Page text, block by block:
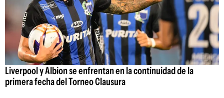
Liverpool y Albion se enfrentan en la continuidad de la
primera fecha del Torneo Clausura